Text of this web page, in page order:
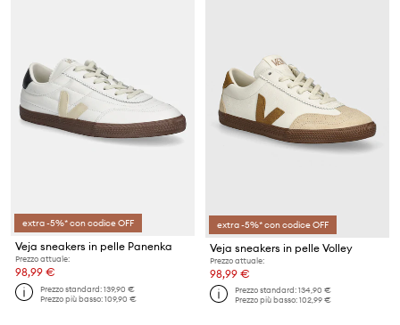
extra -5%* con codice OFF
Veja sneakers in pelle Panenka
Prezzo attuale:
98,99 €
Prezzo standard:139,90 €
Prezzo più basso:109,90 €
extra -5%* con codice OFF
Veja sneakers in pelle Volley
Prezzo attuale:
98,99 €
Prezzo standard:134,90 €
Prezzo più basso:102,99 €